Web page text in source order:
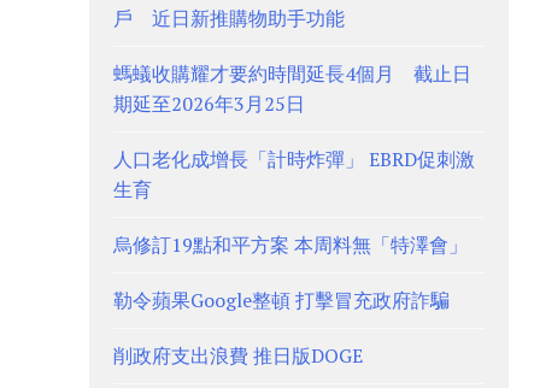
戶 近日新推購物助手功能
螞蟻收購耀才要約時間延長4個月 截止日
期延至2026年3月25日
人口老化成增長「計時炸彈」 EBRD促刺激
生育
烏修訂19點和平方案 本周料無「特澤會」
勒令蘋果Google整頓 打擊冒充政府詐騙
削政府支出浪費 推日版DOGE